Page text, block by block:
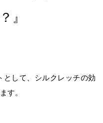
』
して、シルクレッチの効
す。